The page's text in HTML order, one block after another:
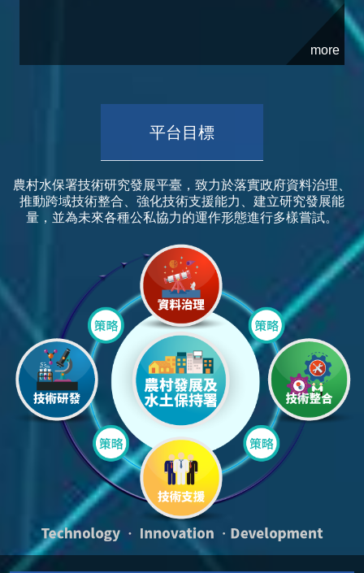
平台目標
農村水保署技術研究發展平臺，致力於落實政府資料治理、
推動跨域技術整合、強化技術支援能力、建立研究發展能
量，並為未來各種公私協力的運作形態進行多樣嘗試。